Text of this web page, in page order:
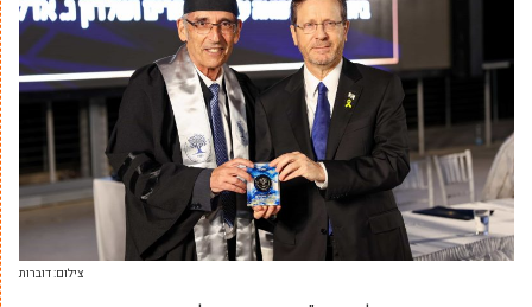
צילום: דוברות